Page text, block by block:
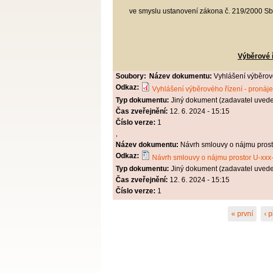
ve smyslu ustanovení zákona č. 219/2000
Výběrové
Soubory: Název dokumentu: Vyhlášení
Odkaz:
Vyhlášení výběrového řízení -
Typ dokumentu: Jiný dokument (zadavatel
Čas zveřejnění: 12. 6. 2024 - 15:15
Číslo verze: 1
,
Název dokumentu: Návrh smlouvy o nájmu
Odkaz:
Návrh smlouvy o nájmu prostor U-
Typ dokumentu: Jiný dokument (zadavatel
Čas zveřejnění: 12. 6. 2024 - 15:15
Číslo verze: 1
« první ‹